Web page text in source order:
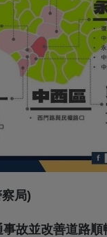
局)
故並改善道路